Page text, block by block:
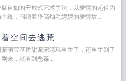
自如的开放式艺术手法，以爱情的起伏为
线，围绕着华高灿毛妮妮的爱情故...
空间去逃荒
萌宝基建甜宠宋清瑶重生了，还重生到了
来，就看到恶毒...